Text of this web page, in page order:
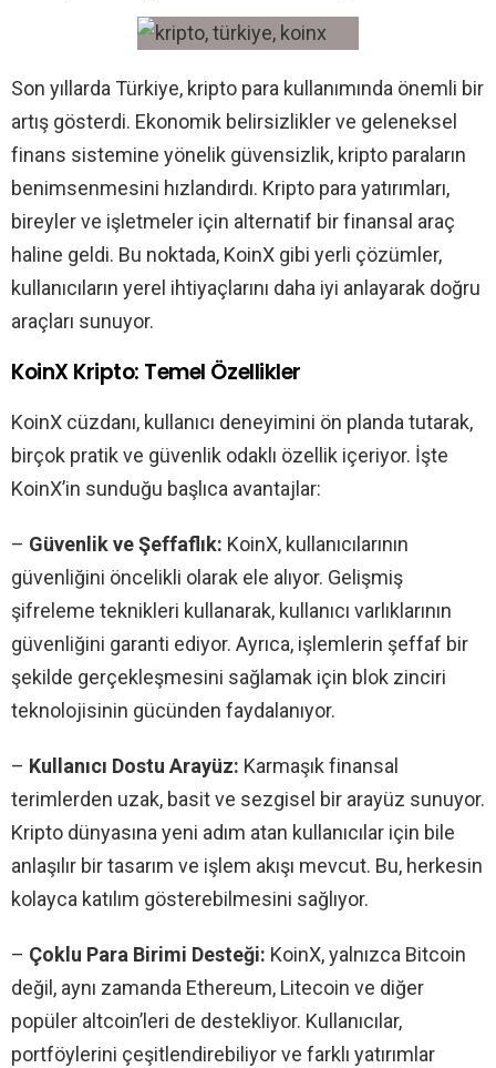
Son yıllarda Türkiye, kripto para kullanımında önemli bir
artış gösterdi. Ekonomik belirsizlikler ve geleneksel
finans sistemine yönelik güvensizlik, kripto paraların
benimsenmesini hızlandırdı. Kripto para yatırımları,
bireyler ve işletmeler için alternatif bir finansal araç
haline geldi. Bu noktada, KoinX gibi yerli çözümler,
kullanıcıların yerel ihtiyaçlarını daha iyi anlayarak doğru
araçları sunuyor.
KoinX Kripto: Temel Özellikler
KoinX cüzdanı, kullanıcı deneyimini ön planda tutarak,
birçok pratik ve güvenlik odaklı özellik içeriyor. İşte
KoinX’in sunduğu başlıca avantajlar:
– Güvenlik ve Şeffaflık: KoinX, kullanıcılarının
güvenliğini öncelikli olarak ele alıyor. Gelişmiş
şifreleme teknikleri kullanarak, kullanıcı varlıklarının
güvenliğini garanti ediyor. Ayrıca, işlemlerin şeffaf bir
şekilde gerçekleşmesini sağlamak için blok zinciri
teknolojisinin gücünden faydalanıyor.
– Kullanıcı Dostu Arayüz: Karmaşık finansal
terimlerden uzak, basit ve sezgisel bir arayüz sunuyor.
Kripto dünyasına yeni adım atan kullanıcılar için bile
anlaşılır bir tasarım ve işlem akışı mevcut. Bu, herkesin
kolayca katılım gösterebilmesini sağlıyor.
– Çoklu Para Birimi Desteği: KoinX, yalnızca Bitcoin
değil, aynı zamanda Ethereum, Litecoin ve diğer
popüler altcoin’leri de destekliyor. Kullanıcılar,
portföylerini çeşitlendirebiliyor ve farklı yatırımlar